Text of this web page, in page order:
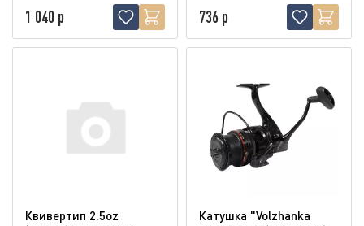
1 040 р 736 р
Квивертип 2.5oz
Катушка "Volzhanka